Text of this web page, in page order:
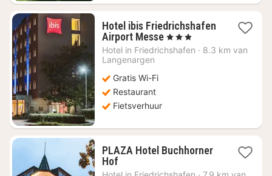
Hotel ibis Friedrichshafen
Airport Messe1
nacht
, 3 Sterren
Hotel in Friedrichshafen · 8.3 km van
Langenargen
Gratis Wi-Fi
Restaurant
Fietsverhuur
PLAZA Hotel Buchhorner
Hof1
nacht